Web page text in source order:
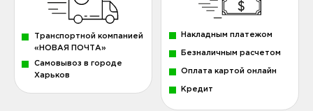
Транспортной компанией
«НОВАЯ ПОЧТА»
Самовывоз в городе
Харьков
Накладным платежом
Безналичным расчетом
Оплата картой онлайн
Кредит